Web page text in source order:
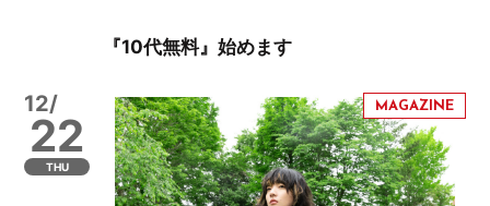
『10代無料』始めます
12/
22
THU